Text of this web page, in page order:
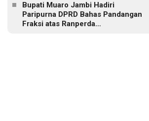
Bupati Muaro Jambi Hadiri
Paripurna DPRD Bahas Pandangan
Fraksi atas Ranperda